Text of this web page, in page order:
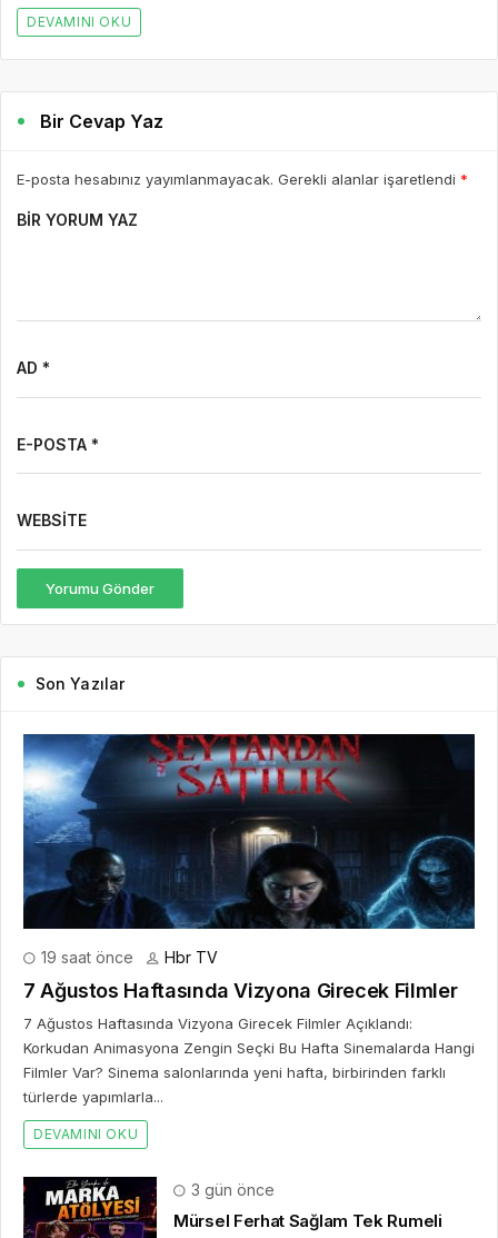
DEVAMINI OKU
Bir Cevap Yaz
E-posta hesabınız yayımlanmayacak. Gerekli alanlar işaretlendi *
BIR YORUM YAZ
AD *
E-POSTA *
WEBSITE
Yorumu Gönder
Son Yazılar
19 saat önce Hbr TV
7 Ağustos Haftasında Vizyona Girecek Filmler
7 Ağustos Haftasında Vizyona Girecek Filmler Açıklandı:
Korkudan Animasyona Zengin Seçki Bu Hafta Sinemalarda Hangi
Filmler Var? Sinema salonlarında yeni hafta, birbirinden farklı
türlerde yapımlarla...
DEVAMINI OKU
3 gün önce
Mürsel Ferhat Sağlam Tek Rumeli